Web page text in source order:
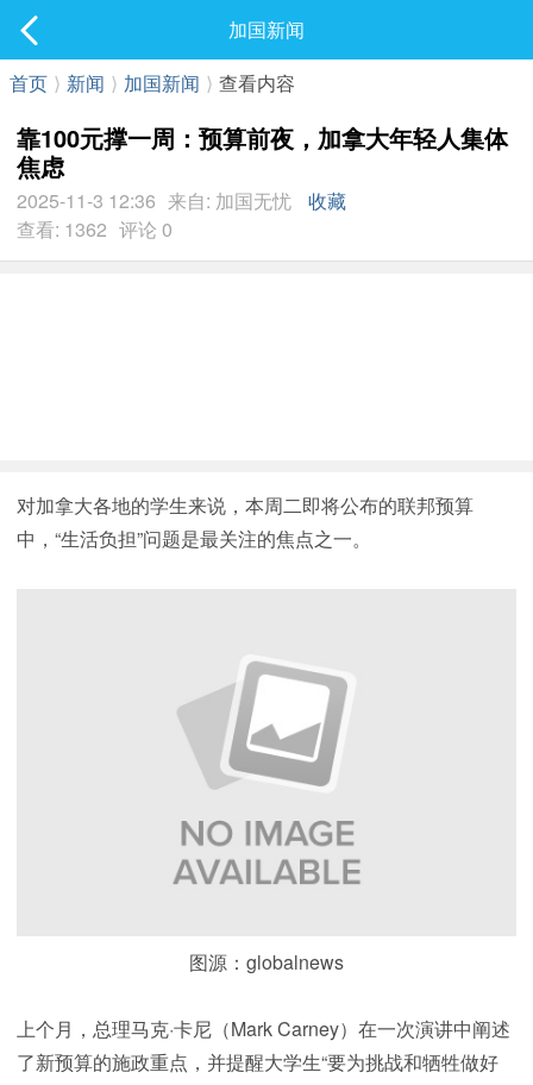
最新发表
加国新闻
首页 ⟩ 新闻 ⟩ 加国新闻 ⟩ 查看内容
靠100元撑一周：预算前夜，加拿大年轻人集体
焦虑
2025-11-3 12:36 来自: 加国无忧
收藏
查看: 1362 评论 0
对加拿大各地的学生来说，本周二即将公布的联邦预算
中，“生活负担”问题是最关注的焦点之一。
图源：globalnews
上个月，总理马克·卡尼（Mark Carney）在一次演讲中阐述
了新预算的施政重点，并提醒大学生“要为挑战和牺牲做好